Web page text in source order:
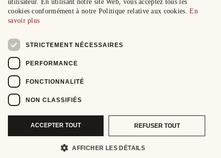
utilisateur. En utilisant notre site Web, vous acceptez tous les
cookies conformément à notre Politique relative aux cookies.En
savoir plus
STRICTEMENT NÉCESSAIRES
PERFORMANCE
FONCTIONNALITÉ
NON CLASSIFIÉS
ACCEPTER TOUT REFUSER TOUT
AFFICHER LES DÉTAILS